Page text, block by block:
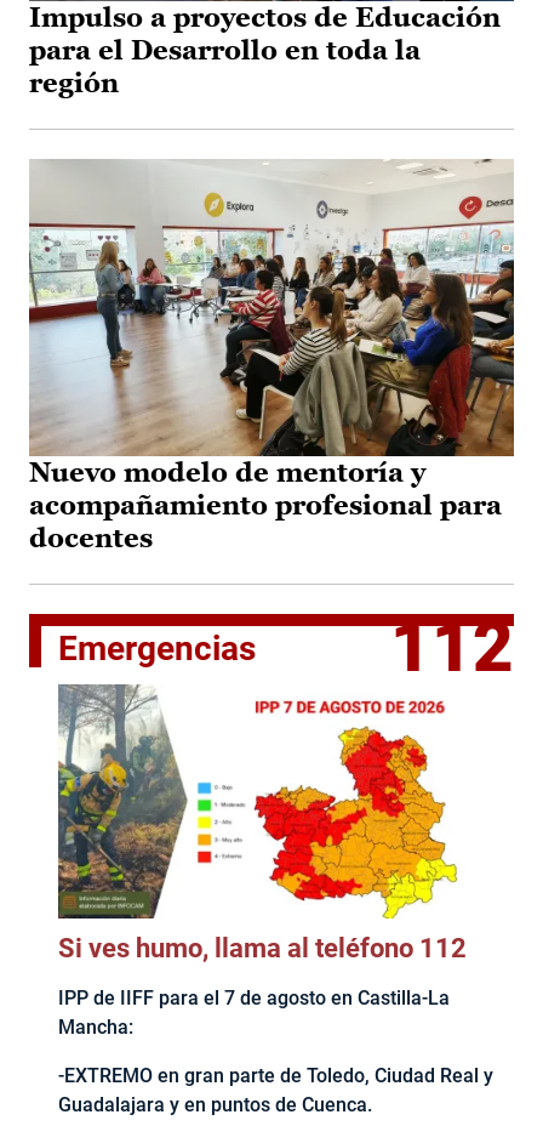
Impulso a proyectos de Educación
para el Desarrollo en toda la
región
Nuevo modelo de mentoría y
acompañamiento profesional para
docentes
Emergencias 112
Si ves humo, llama al teléfono 112
IPP de IIFF para el 7 de agosto en Castilla-La
Mancha:
-EXTREMO en gran parte de Toledo, Ciudad Real y
Guadalajara y en puntos de Cuenca.